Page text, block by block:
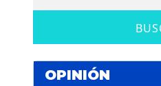
OPINIÓN